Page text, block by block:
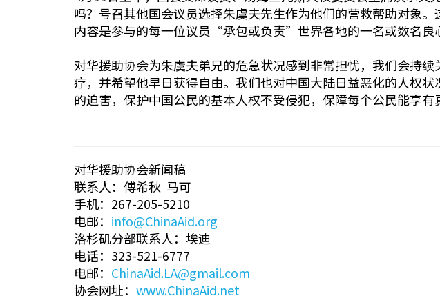
吗？号召其他国会议员选择朱虞夫先生作为他们的营救帮助对象
内容是参与的每一位议员“承包或负责”世界各地的一名或数名良
对华援助协会为朱虞夫弟兄的危急状况感到非常担忧，我们会持
疗，并希望他早日获得自由。我们也对中国大陆日益恶化的人权
的迫害，保护中国公民的基本人权不受侵犯，保障每个公民能享有
对华援助协会新闻稿
联系人：傅希秋 马可
手机：267-205-5210
电邮： info@ChinaAid.org
洛杉矶分部联系人：埃迪
电话：323-521-6777
电邮： ChinaAid.LA@gmail.com
协会网址： www.ChinaAid.net